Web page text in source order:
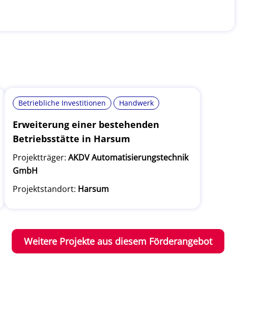
Betriebliche Investitionen Handwerk
Erweiterung einer bestehenden
Betriebsstätte in Harsum
Projektträger: AKDV Automatisierungstechnik
GmbH
Projektstandort: Harsum
Weitere Projekte aus diesem Förderangebot